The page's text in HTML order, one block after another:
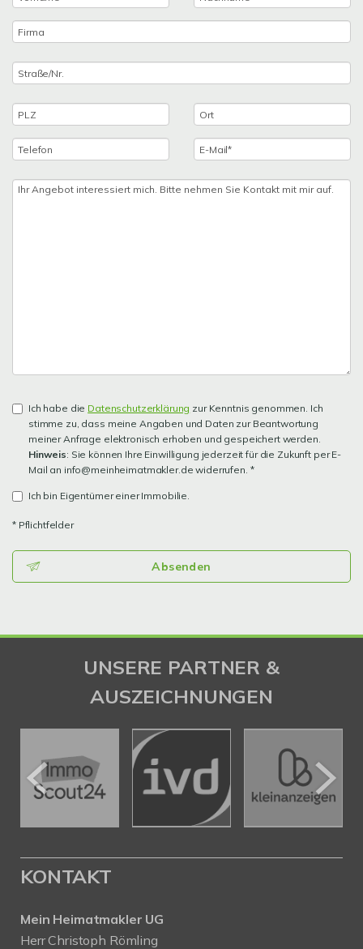
Ich habe die Datenschutzerklärung zur Kenntnis genommen. Ich
stimme zu, dass meine Angaben und Daten zur Beantwortung
meiner Anfrage elektronisch erhoben und gespeichert werden.
Hinweis: Sie können Ihre Einwilligung jederzeit für die Zukunft per E-
Mail an info@meinheimatmakler.de widerrufen. *
Ich bin Eigentümer einer Immobilie.
* Pflichtfelder
Absenden
UNSERE PARTNER &
AUSZEICHNUNGEN
KONTAKT
Mein Heimatmakler UG
Herr Christoph Römling